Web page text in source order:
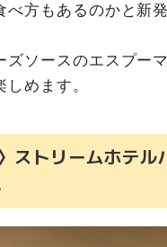
べ方もあるのかと新
ズソースのエスプー
めます。
ストリームホテル